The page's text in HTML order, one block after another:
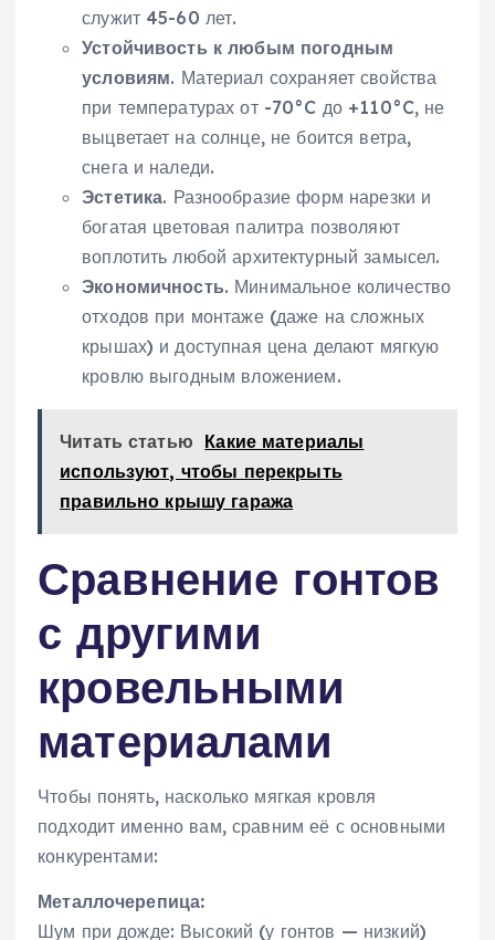
служит 45-60 лет.
Устойчивость к любым погодным
условиям. Материал сохраняет свойства
при температурах от -70°C до +110°C, не
выцветает на солнце, не боится ветра,
снега и наледи.
Эстетика. Разнообразие форм нарезки и
богатая цветовая палитра позволяют
воплотить любой архитектурный замысел.
Экономичность. Минимальное количество
отходов при монтаже (даже на сложных
крышах) и доступная цена делают мягкую
кровлю выгодным вложением.
Читать статью Какие материалы
используют, чтобы перекрыть
правильно крышу гаража
Сравнение гонтов
с другими
кровельными
материалами
Чтобы понять, насколько мягкая кровля
подходит именно вам, сравним её с основными
конкурентами:
Металлочерепица:
Шум при дожде: Высокий (у гонтов — низкий)